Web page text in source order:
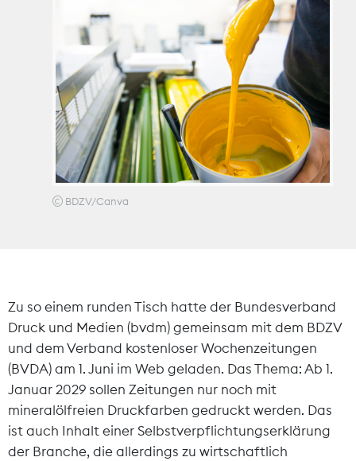
Print
Recht
Tarifpolitik
Theodor-Wolff-Preis
Wächterpreis
BDZV/Canva
Zu so einem runden Tisch hatte der Bundesverband
Druck und Medien (bvdm) gemeinsam mit dem BDZV
und dem Verband kostenloser Wochenzeitungen
(BVDA) am 1. Juni im Web geladen. Das Thema: Ab 1.
Januar 2029 sollen Zeitungen nur noch mit
mineralölfreien Druckfarben gedruckt werden. Das
ist auch Inhalt einer Selbstverpflichtungserklärung
der Branche, die allerdings zu wirtschaftlich